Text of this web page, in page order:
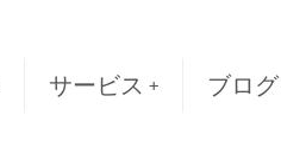
サービス ブログ